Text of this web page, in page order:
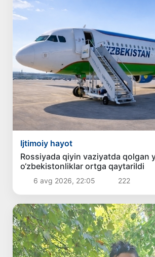
Ijtimoiy hayot
Rossiyada qiyin vaziyatda qolgan
o‘zbekistonliklar ortga qaytarildi
6 avg 2026, 22:05 222